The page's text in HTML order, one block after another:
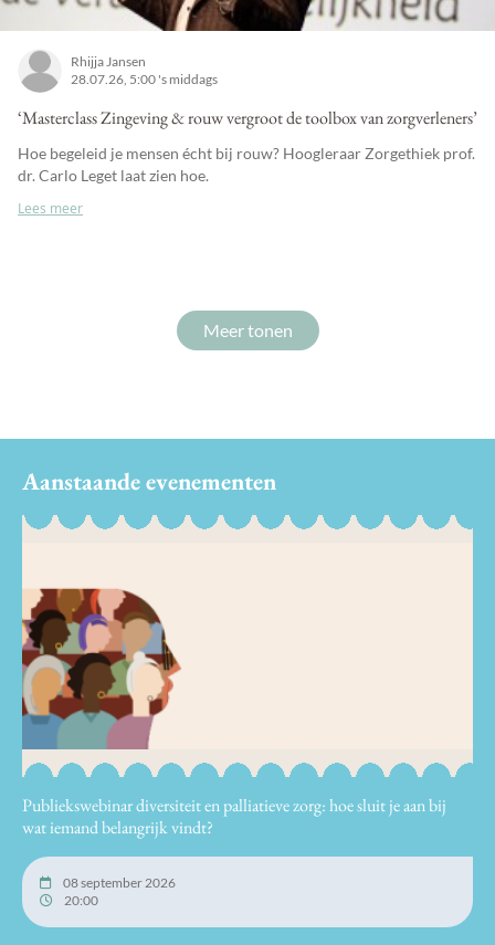
Rhijja Jansen
28.07.26, 5:00 's middags
‘Masterclass Zingeving & rouw vergroot de toolbox van zorgverleners’
Hoe begeleid je mensen écht bij rouw? Hoogleraar Zorgethiek prof.
dr. Carlo Leget laat zien hoe.
Lees meer
Meer tonen
Aanstaande evenementen
Publiekswebinar diversiteit en palliatieve zorg: hoe sluit je aan bij
wat iemand belangrijk vindt?
08 september 2026
20:00